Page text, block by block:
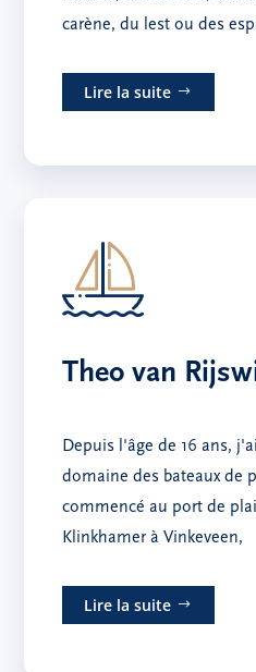
carène, du lest ou des
Lire la suite
Theo van
Depuis l'âge de 16 ans,
domaine des bateaux de
commencé au port de
Klinkhamer à Vinkeveen,
Lire la suite